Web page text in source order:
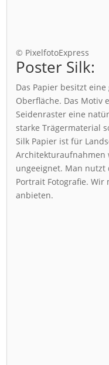
© PixelfotoExpress
Poster Silk:
Das Papier besitzt
Oberfläche. Das Motiv
Seidenraster eine
starke Trägermaterial
Silk Papier ist für
Architekturaufnahmen
ungeeignet. Man nutzt
Portrait Fotografie.
anbieten.